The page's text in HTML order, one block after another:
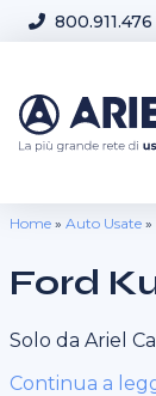
Skip to content
800.911.476
Home » Auto Usate »
Ford
Solo da Ariel
Continua a